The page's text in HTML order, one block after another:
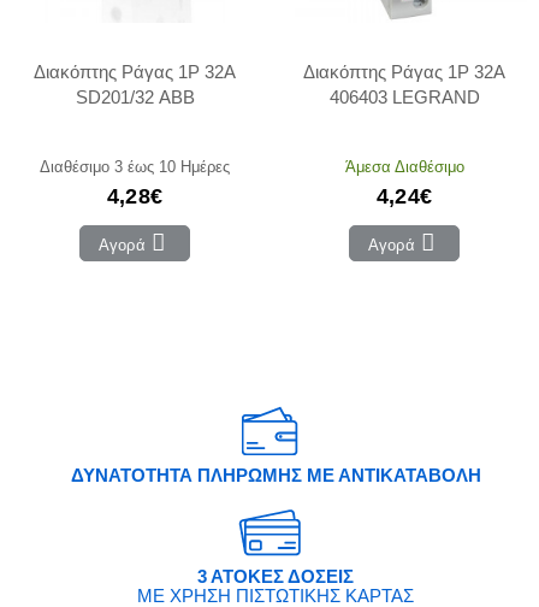
Διακόπτης Ράγας 1P 32Α
SD201/32 ABB
Διαθέσιμο 3 έως 10 Ημέρες
4,28€
Αγορά
Διακόπτης Ράγας 1P 32Α
406403 LEGRAND
Άμεσα Διαθέσιμο
4,24€
Αγορά
ΔΥΝΑΤΟΤΗΤΑ ΠΛΗΡΩΜΗΣ ΜΕ ΑΝΤΙΚΑΤΑΒΟΛΗ
3 ΑΤΟΚΕΣ ΔΟΣΕΙΣ
ΜΕ ΧΡΗΣΗ ΠΙΣΤΩΤΙΚΗΣ ΚΑΡΤΑΣ